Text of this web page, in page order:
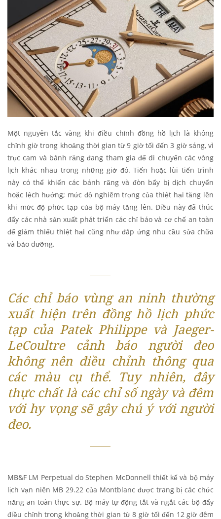
Một nguyên tắc vàng khi điều chỉnh đồng hồ lịch là không
chỉnh giờ trong khoảng thời gian từ 9 giờ tối đến 3 giờ sáng, vì
trục cam và bánh răng đang tham gia để di chuyển các vòng
lịch khác nhau trong những giờ đó. Tiến hoặc lùi tiến trình
này có thể khiến các bánh răng và đòn bẩy bị dịch chuyển
hoặc lệch hướng; mức độ nghiêm trọng của thiệt hại tăng lên
khi mức độ phức tạp của bộ máy tăng lên. Điều này đã thúc
đẩy các nhà sản xuất phát triển các chỉ báo và cơ chế an toàn
để giảm thiểu thiệt hại cũng như đáp ứng nhu cầu sửa chữa
và bảo dưỡng.
Các chỉ báo vùng an ninh thường
xuất hiện trên đồng hồ lịch phức
tạp của Patek Philippe và Jaeger-
LeCoultre cảnh báo người đeo
không nên điều chỉnh thông qua
các màu cụ thể. Tuy nhiên, đây
thực chất là các chỉ số ngày và đêm
với hy vọng sẽ gây chú ý với người
đeo.
MB&F LM Perpetual do Stephen McDonnell thiết kế và bộ máy
lịch vạn niên MB 29.22 của Montblanc được trang bị các chức
năng an toàn thực sự. Bộ máy tự động tắt và ngắt các bộ đẩy
điều chỉnh trong khoảng thời gian từ 8 giờ tối đến 12 giờ đêm